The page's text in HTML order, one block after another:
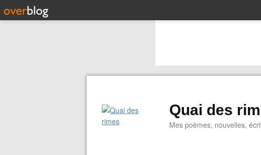
Quai des
Mes poèmes, nouvelles,